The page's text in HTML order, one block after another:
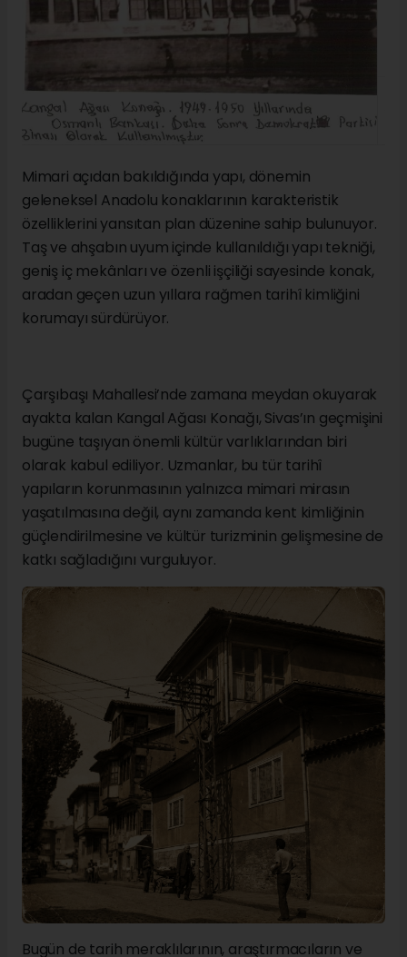
Mimari açıdan bakıldığında yapı, dönemin
geleneksel Anadolu konaklarının karakteristik
özelliklerini yansıtan plan düzenine sahip bulunuyor.
Taş ve ahşabın uyum içinde kullanıldığı yapı tekniği,
geniş iç mekânları ve özenli işçiliği sayesinde konak,
aradan geçen uzun yıllara rağmen tarihî kimliğini
korumayı sürdürüyor.
Çarşıbaşı Mahallesi’nde zamana meydan okuyarak
ayakta kalan Kangal Ağası Konağı, Sivas’ın geçmişini
bugüne taşıyan önemli kültür varlıklarından biri
olarak kabul ediliyor. Uzmanlar, bu tür tarihî
yapıların korunmasının yalnızca mimari mirasın
yaşatılmasına değil, aynı zamanda kent kimliğinin
güçlendirilmesine ve kültür turizminin gelişmesine de
katkı sağladığını vurguluyor.
Bugün de tarih meraklılarının, araştırmacıların ve